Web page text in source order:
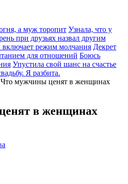
а муж торопит Узнала, что у
при друзьях назвал другим
режим молчания Декрет
для отношений Боюсь
Упустила свой шанс на счастье
Я разбита.
Что мужчины ценят в женщинах
в женщинах